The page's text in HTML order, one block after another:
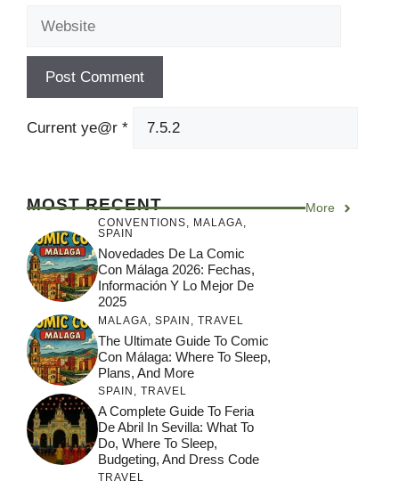
Current ye@r *
MOST RECENT More
CONVENTIONS, MALAGA,
SPAIN
Novedades De La Comic
Con Málaga 2026: Fechas,
Información Y Lo Mejor De
2025
MALAGA SPAIN TRAVEL
The Ultimate Guide To Comic
Con Málaga: Where To Sleep,
Plans, And More
SPAIN , TRAVEL
A Complete Guide To Feria
De Abril In Sevilla: What To
Do, Where To Sleep,
Budgeting, And Dress Code
TRAVEL